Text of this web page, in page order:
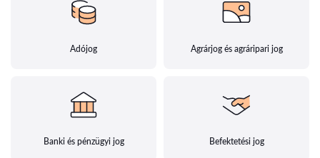
Adójog Agrárjog és agráripari jog
Banki és pénzügyi jog Befektetési jog